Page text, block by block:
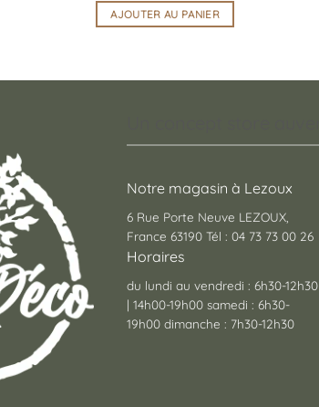
AJOUTER AU PANIER
Notre magasin à Lezoux
6 Rue Porte Neuve LEZOUX,
France 63190 Tél : 04 73 73 00 26
Horaires
du lundi au vendredi : 6h30-12h30
| 14h00-19h00 samedi : 6h30-
19h00 dimanche : 7h30-12h30